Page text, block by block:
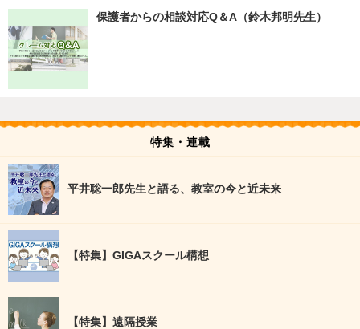
保護者からの相談対応Q＆A（鈴木邦明先生）
特集・連載
平井聡一郎先生と語る、教室の今と近未来
【特集】GIGAスクール構想
【特集】遠隔授業